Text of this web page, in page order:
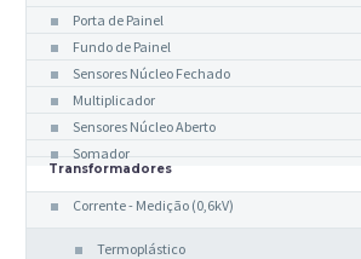
Porta de Painel
Fundo de Painel
Sensores Núcleo Fechado
Multiplicador
Sensores Núcleo Aberto
Somador
Transformadores
Corrente - Medição (0,6kV)
Termoplástico